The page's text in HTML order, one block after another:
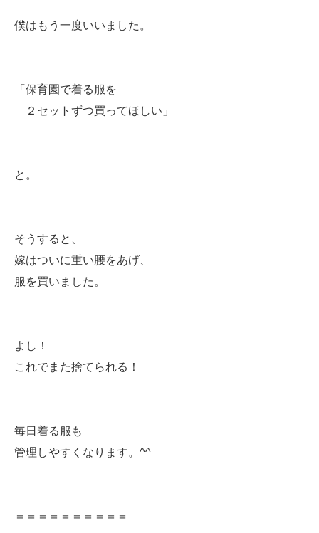
僕はもう一度いいました。
「保育園で着る服を
２セットずつ買ってほしい」
と。
そうすると、
嫁はついに重い腰をあげ、
服を買いました。
よし！
これでまた捨てられる！
毎日着る服も
管理しやすくなります。^^
＝＝＝＝＝＝＝＝＝＝